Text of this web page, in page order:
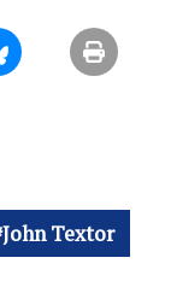
John Textor